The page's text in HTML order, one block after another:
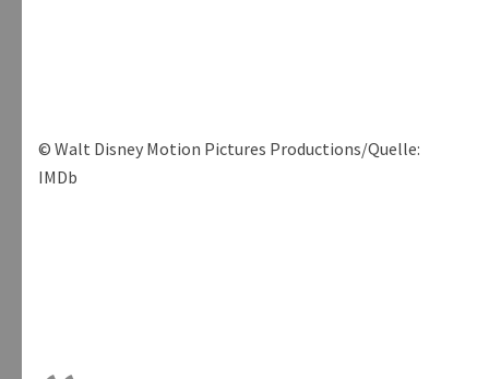
© Walt Disney Motion Pictures Productions/Quelle:
IMDb